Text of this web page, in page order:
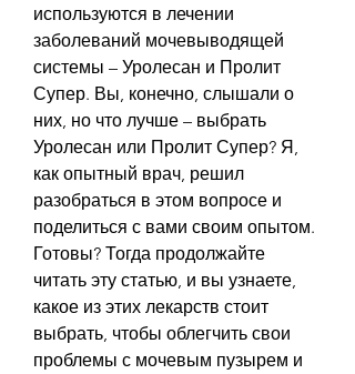
используются в лечении
заболеваний мочевыводящей
системы – Уролесан и Пролит
Супер. Вы, конечно, слышали о
них, но что лучше – выбрать
Уролесан или Пролит Супер? Я,
как опытный врач, решил
разобраться в этом вопросе и
поделиться с вами своим опытом.
Готовы? Тогда продолжайте
читать эту статью, и вы узнаете,
какое из этих лекарств стоит
выбрать, чтобы облегчить свои
проблемы с мочевым пузырем и